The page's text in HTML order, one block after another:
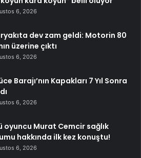
6, 2026
dev zam geldi: Motorin 80
üzerine çıktı
6, 2026
Barajı’nın Kapakları 7 Yıl Sonra
6, 2026
oyuncu Murat Cemcir sağlık
hakkında ilk kez konuştu!
6, 2026